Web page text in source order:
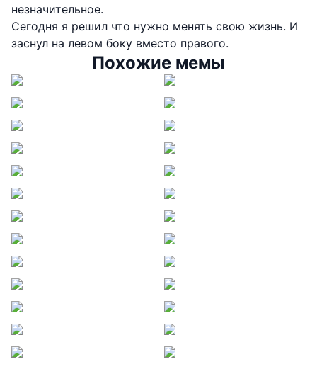
незначительное.
Сегодня я решил что нужно менять свою жизнь. И
заснул на левом боку вместо правого.
Похожие мемы